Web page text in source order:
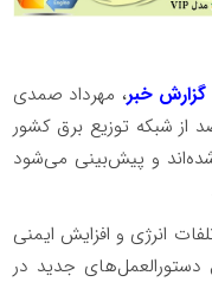
گزارش خبر، مهرداد صمدی
اظهار داشت: تاکنون ۷۳ درصد از شبکه توزیع برق کشور
و پیش‌بینی می‌شود
انرژی و افزایش ایمنی
جدید در